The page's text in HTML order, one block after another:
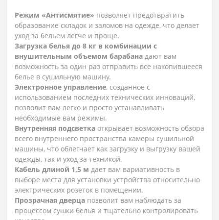
Режим «Антисмятие» позволяет предотвратить
образование складок и заломов на одежде, что делает
уход за бельем легче и проще.
Загрузка белья до 8 кг в комбинации с
внушительным объемом барабана дают вам
возможность за один раз отправить все накопившееся
белье в сушильную машину.
Электронное управление, созданное с
использованием последних технических инноваций,
позволит вам легко и просто устанавливать
необходимые вам режимы.
Внутренняя подсветка открывает возможность обзора
всего внутреннего пространства камеры сушильной
машины, что облегчает как загрузку и выгрузку вашей
одежды, так и уход за техникой.
Кабель длиной 1,5 м дает вам вариативность в
выборе места для установки устройства относительно
электрических розеток в помещении.
Прозрачная дверца позволит вам наблюдать за
процессом сушки белья и тщательно контролировать